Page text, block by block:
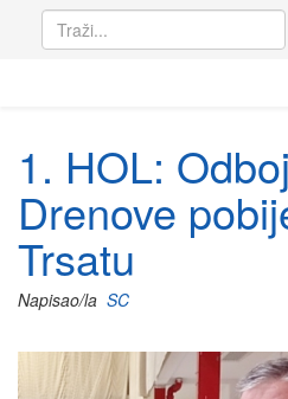
1. HOL:
Drenove
Trsatu
Napisao/la SC